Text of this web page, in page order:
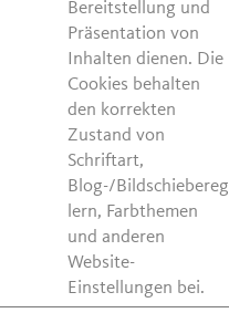
Bereitstellung und
Präsentation von
Inhalten dienen. Die
Cookies behalten
den korrekten
Zustand von
Schriftart,
Blog-/Bildschiebereg
lern, Farbthemen
und anderen
Website-
Einstellungen bei.